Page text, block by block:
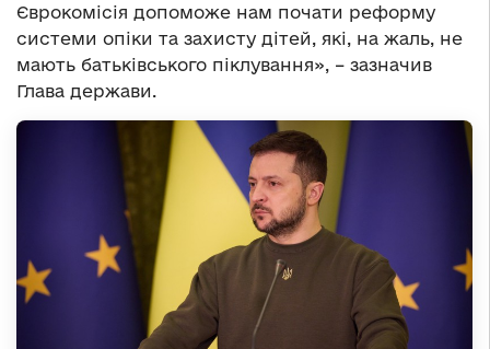
Єврокомісія допоможе нам почати реформу
системи опіки та захисту дітей, які, на жаль, не
мають батьківського піклування», – зазначив
Глава держави.